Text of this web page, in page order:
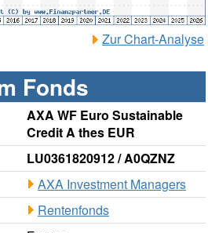
Zur Chart-Analyse
Fonds
AXA WF Euro Sustainable
Credit A thes EUR
LU0361820912 / A0QZNZ
AXA Investment Managers
Rentenfonds